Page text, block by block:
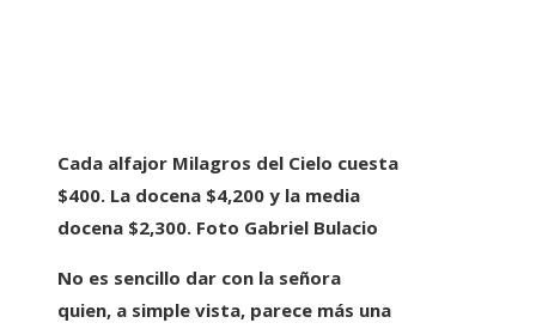
Cada alfajor Milagros del Cielo cuesta
$400. La docena $4,200 y la media
docena $2,300. Foto Gabriel Bulacio
No es sencillo dar con la señora
quien, a simple vista, parece más una